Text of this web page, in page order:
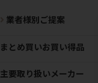
業者様別ご提案
まとめ買いお買い得品
主要取り扱いメーカー